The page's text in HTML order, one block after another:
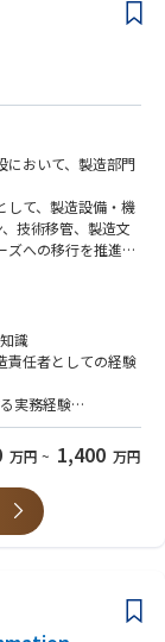
験
ケーションの経験
る試験対応の経験
ンドトキシン試
テグリティに関す
トナーとのコミュ
ト経験
において、製造部門
して、製造設備・機
技術移管、製造文
ズへの移行を推進し
識
責任者としての経験
実務経験
ーションに関する基
ダー、コンサルタン
ジメント経験
解決に導く能力
ョン、CSV 等に関
万円 ~ 1,400 万円